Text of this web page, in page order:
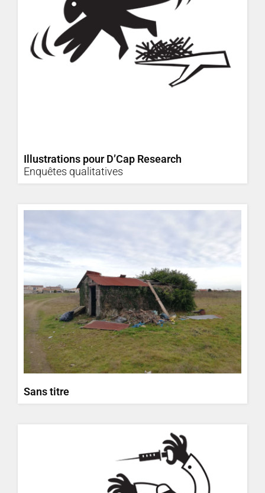
Illustrations pour D’Cap Research
Enquêtes qualitatives
Sans titre